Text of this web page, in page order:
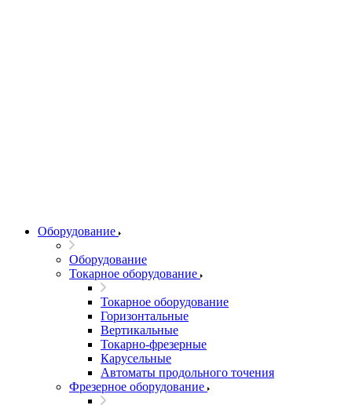
Оборудование
Оборудование
Токарное оборудование
Токарное оборудование
Горизонтальные
Вертикальные
Токарно-фрезерные
Карусельные
Автоматы продольного точения
Фрезерное оборудование